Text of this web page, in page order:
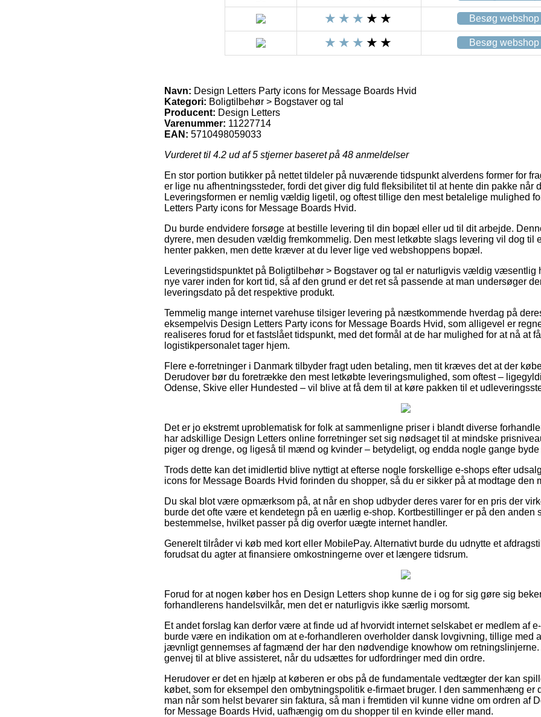
Besøg webshop
Besøg webshop
Navn: Design Letters Party icons for Message Boards Hvid
Kategori: Boligtilbehør > Bogstaver og tal
Producent: Design Letters
Varenummer: 11227714
EAN: 5710498059033
Vurderet til 4.2 ud af 5 stjerner baseret på 48 anmeldelser
En stor portion butikker på nettet tildeler på nuværende tidspunkt alverdens former for
er lige nu afhentningssteder, fordi det giver dig fuld fleksibilitet til at hente din pakke når
Leveringsformen er nemlig vældig ligetil, og oftest tillige den mest betalelige mulighed
Letters Party icons for Message Boards Hvid.
Du burde endvidere forsøge at bestille levering til din bopæl eller ud til dit arbejde.
dyrere, men desuden vældig fremkommelig. Den mest letkøbte slags levering vil dog til
henter pakken, men dette kræver at du lever lige ved webshoppens bopæl.
Leveringstidspunktet på Boligtilbehør > Bogstaver og tal er naturligvis vældig væsentlig
nye varer inden for kort tid, så af den grund er det ret så passende at man undersøger
leveringsdato på det respektive produkt.
Temmelig mange internet varehuse tilsiger levering på næstkommende hverdag på
eksempelvis Design Letters Party icons for Message Boards Hvid, som alligevel er
realiseres forud for et fastslået tidspunkt, med det formål at de har mulighed for at nå at
logistikpersonalet tager hjem.
Flere e-forretninger i Danmark tilbyder fragt uden betaling, men tit kræves det at der
Derudover bør du foretrække den mest letkøbte leveringsmulighed, som oftest –
Odense, Skive eller Hundested – vil blive at få dem til at køre pakken til et
Det er jo ekstremt uproblematisk for folk at sammenligne priser i blandt diverse
har adskillige Design Letters online forretninger set sig nødsaget til at mindske
piger og drenge, og ligeså til mænd og kvinder – betydeligt, og endda nogle gange byde
Trods dette kan det imidlertid blive nyttigt at efterse nogle forskellige e-shops efter
icons for Message Boards Hvid forinden du shopper, så du er sikker på at modtage den
Du skal blot være opmærksom på, at når en shop udbyder deres varer for en pris der
burde det ofte være et kendetegn på en uærlig e-shop. Kortbestillinger er på den anden
bestemmelse, hvilket passer på dig overfor uægte internet handler.
Generelt tilråder vi køb med kort eller MobilePay. Alternativt burde du udnytte et
forudsat du agter at finansiere omkostningerne over et længere tidsrum.
Forud for at nogen køber hos en Design Letters shop kunne de i og for sig gøre sig
forhandlerens handelsvilkår, men det er naturligvis ikke særlig morsomt.
Et andet forslag kan derfor være at finde ud af hvorvidt internet selskabet er medlem af
burde være en indikation om at e-forhandleren overholder dansk lovgivning, tillige med
jævnligt gennemses af fagmænd der har den nødvendige knowhow om
genvej til at blive assisteret, når du udsættes for udfordringer med din ordre.
Herudover er det en hjælp at køberen er obs på de fundamentale vedtægter der kan
købet, som for eksempel den ombytningspolitik e-firmaet bruger. I den sammenhæng er
man når som helst bevarer sin faktura, så man i fremtiden vil kunne vidne om ordren af
for Message Boards Hvid, uafhængig om du shopper til en kvinde eller mand.